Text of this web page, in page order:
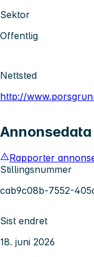
Sektor
Offentlig
Nettsted
http://
Annonsedata
Rapporter
Stillingsnummer
cab9c08b-7552-
Sist endret
18. juni 2026